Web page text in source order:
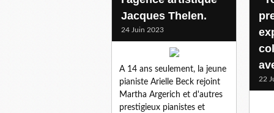
Jacques Thelen.
24 Juin 2023
A 14 ans seulement, la jeune
pianiste Arielle Beck rejoint
Martha Argerich et d'autres
prestigieux pianistes et
22